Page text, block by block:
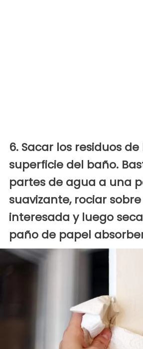
6. Sacar los residuos
superficie del baño.
partes de agua a una
suavizante, rociar
interesada y luego
paño de papel